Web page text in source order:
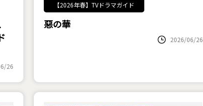
26
【2026年春】TVドラマガイド
惡の華
2026/06/26